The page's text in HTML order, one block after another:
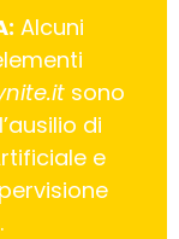
Alcuni
sono
di
e